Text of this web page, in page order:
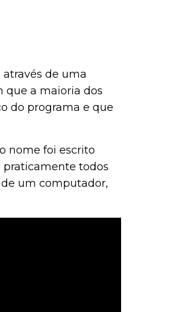
de uma
que a maioria dos
do programa e que
nome foi escrito
praticamente todos
um computador,